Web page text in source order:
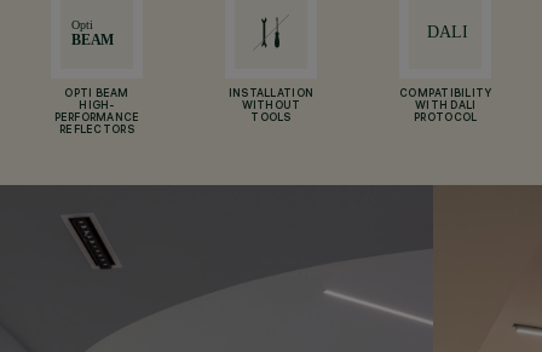
OPTI BEAM
HIGH-
PERFORMANCE
REFLECTORS
INSTALLATION
WITHOUT
TOOLS
COMPATIBILITY
WITH DALI
PROTOCOL